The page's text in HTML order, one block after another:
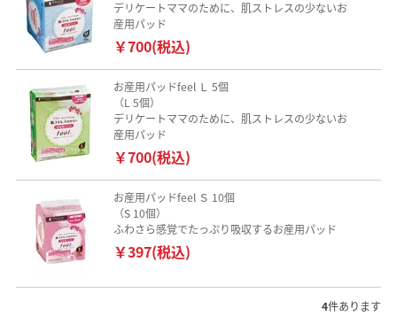
デリケートママのために、肌ストレスの少ないお
産用パッド
￥700(税込)
お産用パッドfeel Ｌ 5個
（L 5個）
デリケートママのために、肌ストレスの少ないお
産用パッド
￥700(税込)
お産用パッドfeel Ｓ 10個
（S 10個）
ふわさら感覚でたっぷり吸収するお産用パッド
￥397(税込)
4件あります